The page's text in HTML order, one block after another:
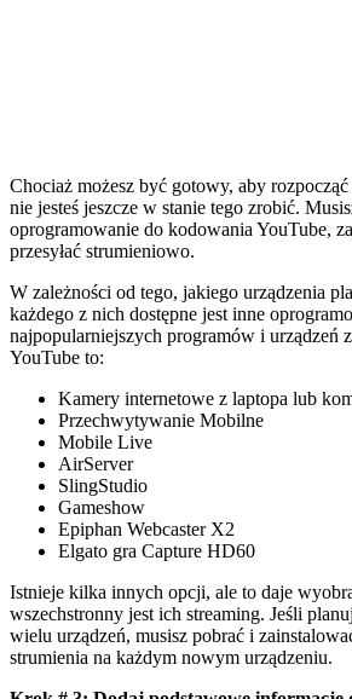
Chociaż możesz być gotowy, aby
nie jesteś jeszcze w stanie tego zrobić.
oprogramowanie do kodowania YouTube,
przesyłać strumieniowo.
W zależności od tego, jakiego urządzenia
każdego z nich dostępne jest inne
najpopularniejszych programów i urządzeń
YouTube to:
Kamery internetowe z laptopa lub
Przechwytywanie Mobilne
Mobile Live
AirServer
SlingStudio
Gameshow
Epiphan Webcaster X2
Elgato gra Capture HD60
Istnieje kilka innych opcji, ale to daje
wszechstronny jest ich streaming. Jeśli
wielu urządzeń, musisz pobrać i
strumienia na każdym nowym urządzeniu.